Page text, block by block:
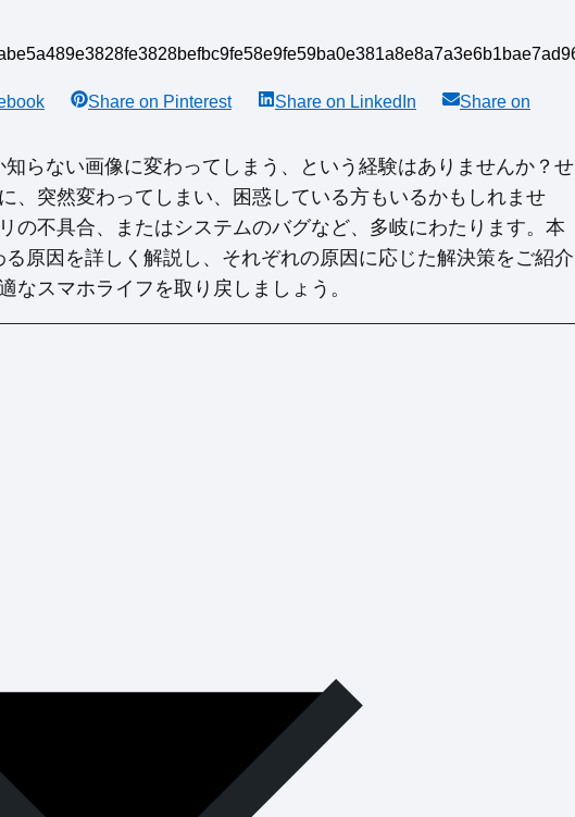
Share on Pinterest Share on LinkedIn
Share on
らない画像に変わってしまう、という経験はありませんか？せ
、突然変わってしまい、困惑している方もいるかもしれませ
の不具合、またはシステムのバグなど、多岐にわたります。本
原因を詳しく解説し、それぞれの原因に応じた解決策をご紹介
なスマホライフを取り戻しましょう。